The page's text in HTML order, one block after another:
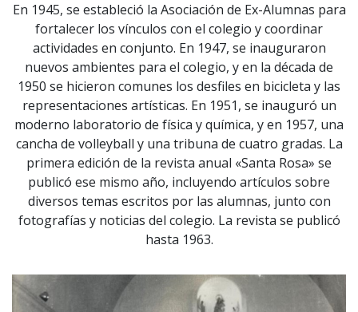
En 1945, se estableció la Asociación de Ex-Alumnas para
fortalecer los vínculos con el colegio y coordinar
actividades en conjunto. En 1947, se inauguraron
nuevos ambientes para el colegio, y en la década de
1950 se hicieron comunes los desfiles en bicicleta y las
representaciones artísticas. En 1951, se inauguró un
moderno laboratorio de física y química, y en 1957, una
cancha de volleyball y una tribuna de cuatro gradas. La
primera edición de la revista anual «Santa Rosa» se
publicó ese mismo año, incluyendo artículos sobre
diversos temas escritos por las alumnas, junto con
fotografías y noticias del colegio. La revista se publicó
hasta 1963.